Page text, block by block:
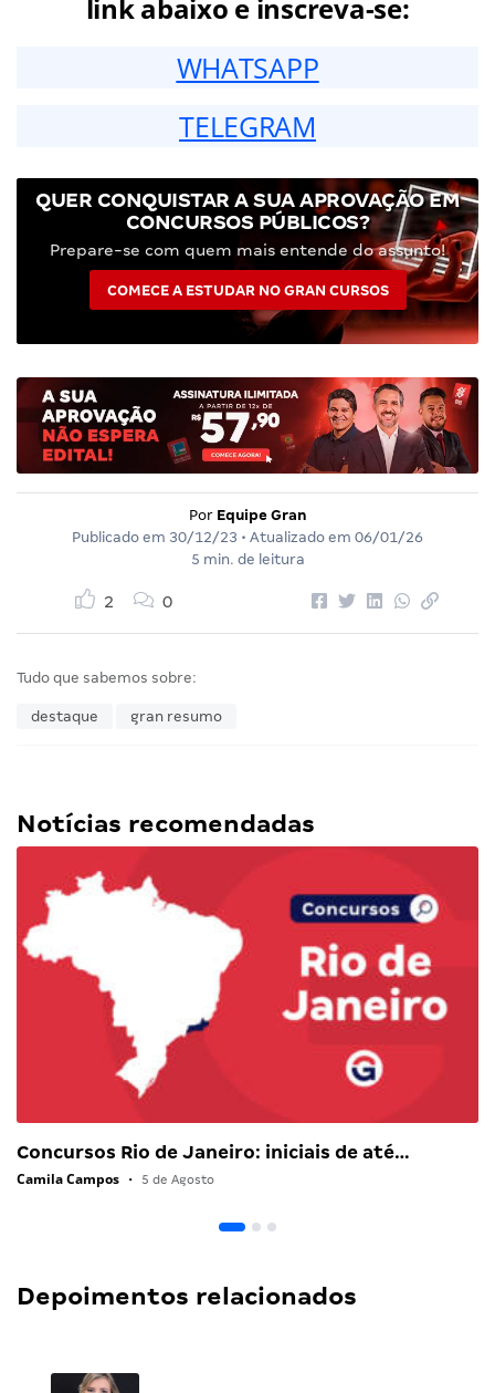
link abaixo e inscreva-se:
WHATSAPP
TELEGRAM
QUER CONQUISTAR A SUA APROVAÇÃO EM
CONCURSOS PÚBLICOS?
Prepare-se com quem mais entende do assunto!
COMECE A ESTUDAR NO GRAN CURSOS
Por Equipe Gran
Publicado em 30/12/23 • Atualizado em 06/01/26
5 min. de leitura
2 0
Tudo que sabemos sobre:
destaque gran resumo
Notícias recomendadas
Concursos Rio de Janeiro: iniciais de até…
Camila Campos • 5 de Agosto
Depoimentos relacionados